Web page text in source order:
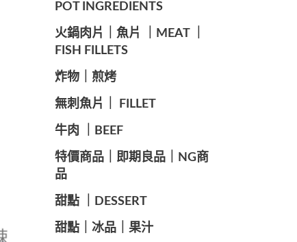
POT INGREDIENTS
️火鍋肉片｜魚片 ｜MEAT ｜
FISH FILLETS
️炸物｜煎烤
️無刺魚片｜ FILLET
牛肉 ｜BEEF
️特價商品｜即期良品｜NG商
品
甜點 ｜DESSERT
️甜點｜冰品｜果汁